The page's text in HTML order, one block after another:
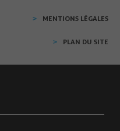
MENTIONS LÉGALES
PLAN DU SITE